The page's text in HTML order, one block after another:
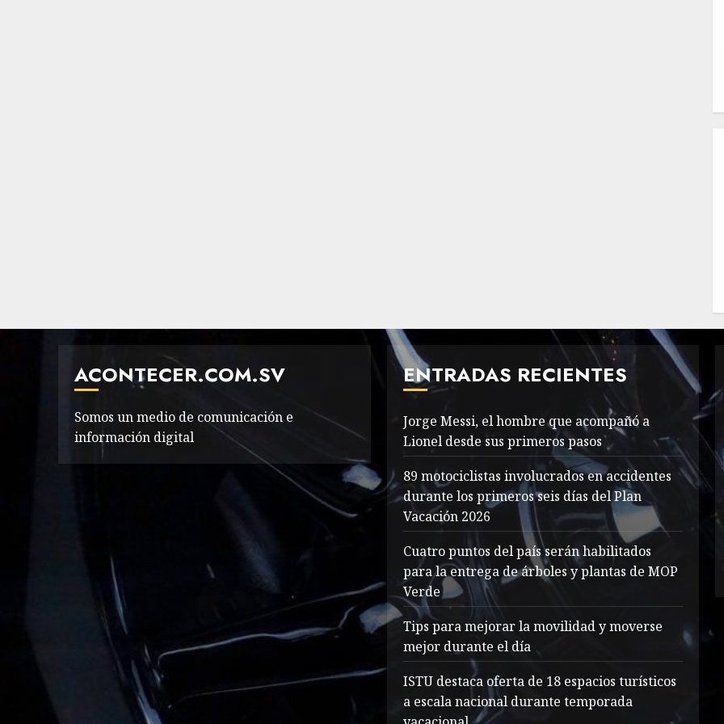
ACONTECER.COM.SV
Somos un medio de comunicación e
información digital
ENTRADAS RECIENTES
Jorge Messi, el hombre que acompañó a
Lionel desde sus primeros pasos
89 motociclistas involucrados en accidentes
durante los primeros seis días del Plan
Vacación 2026
Cuatro puntos del país serán habilitados
para la entrega de árboles y plantas de MOP
Verde
Tips para mejorar la movilidad y moverse
mejor durante el día
ISTU destaca oferta de 18 espacios turísticos
a escala nacional durante temporada